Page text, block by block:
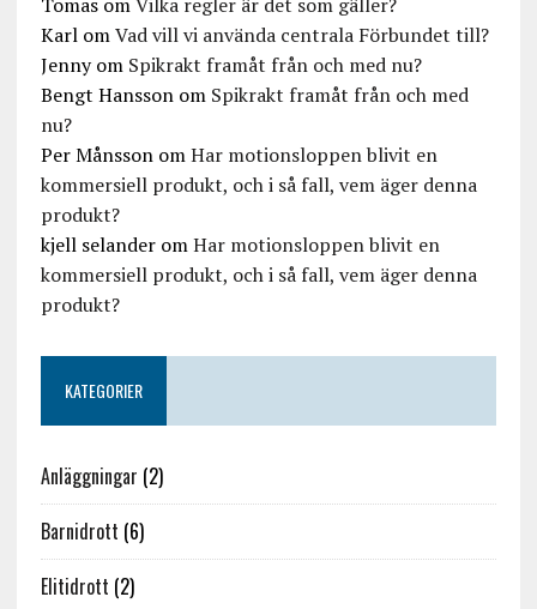
KarlomVad vill vi använda centrala Förbundet till?
Jennyom Spikrakt framåt från och med nu?
Bengt Hanssonom Spikrakt framåt från och med
nu?
Per MånssonomHar motionsloppen blivit en
kommersiell produkt, och i så fall, vem äger denna
produkt?
kjell selanderomHar motionsloppen blivit en
kommersiell produkt, och i så fall, vem äger denna
produkt?
KATEGORIER
Anläggningar (2)
Barnidrott (6)
Elitidrott (2)